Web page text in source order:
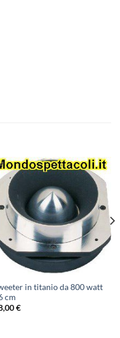
in titanio da 800 watt
cm
€